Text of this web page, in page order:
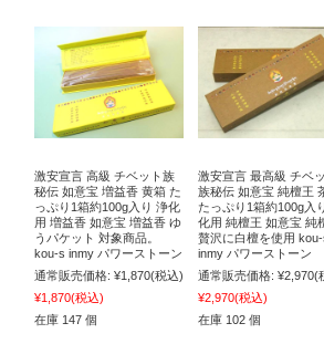
激安宣言 高級 チベット族
秘伝 如意宝 増益香 黄箱 た
っぷり1箱約100g入り 浄化
用 増益香 如意宝 増益香 ゆ
うパケット 対象商品。
kou-s inmy パワーストーン
通常販売価格: ¥1,870(税込)
¥1,870(税込)
在庫 147 個
激安宣言 最高級 チベ
族秘伝 如意宝 純檀王
たっぷり1箱約100g入
化用 純檀王 如意宝 純
贅沢に白檀を使用
inmy パワーストーン
通常販売価格: ¥2,970(
¥2,970(税込)
在庫 102 個